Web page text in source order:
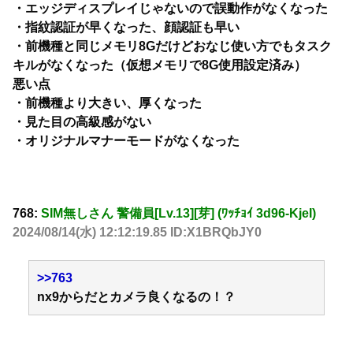
・エッジディスプレイじゃないので誤動作がなくなった
・指紋認証が早くなった、顔認証も早い
・前機種と同じメモリ8Gだけどおなじ使い方でもタスク
キルがなくなった（仮想メモリで8G使用設定済み）
悪い点
・前機種より大きい、厚くなった
・見た目の高級感がない
・オリジナルマナーモードがなくなった
768: SIM無しさん 警備員[Lv.13][芽] (ﾜｯﾁｮｲ 3d96-KjeI)
2024/08/14(水) 12:12:19.85 ID:X1BRQbJY0
>>763
nx9からだとカメラ良くなるの！？